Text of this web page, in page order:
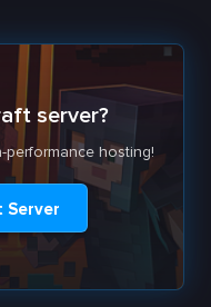
server?
performance hosting!
Server